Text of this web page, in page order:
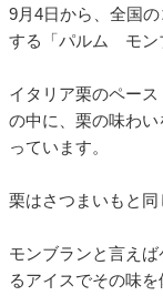
9月4日から、全国
する「パルム モン
イタリア栗のペー
の中に、栗の味わ
っています。
栗はさつまいもと同
モンブランと言え
るアイスでその味を